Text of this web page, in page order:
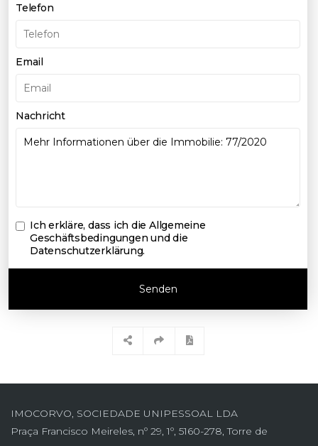
Telefon
Email
Nachricht
Ich erkläre, dass ich dieAllgemeine
Geschäftsbedingungen und die
Datenschutzerklärung.
Senden
IMOCORVO, SOCIEDADE UNIPESSOAL LDA
Praça Francisco Meireles, nº 29, 1º, 5160-278, Torre de